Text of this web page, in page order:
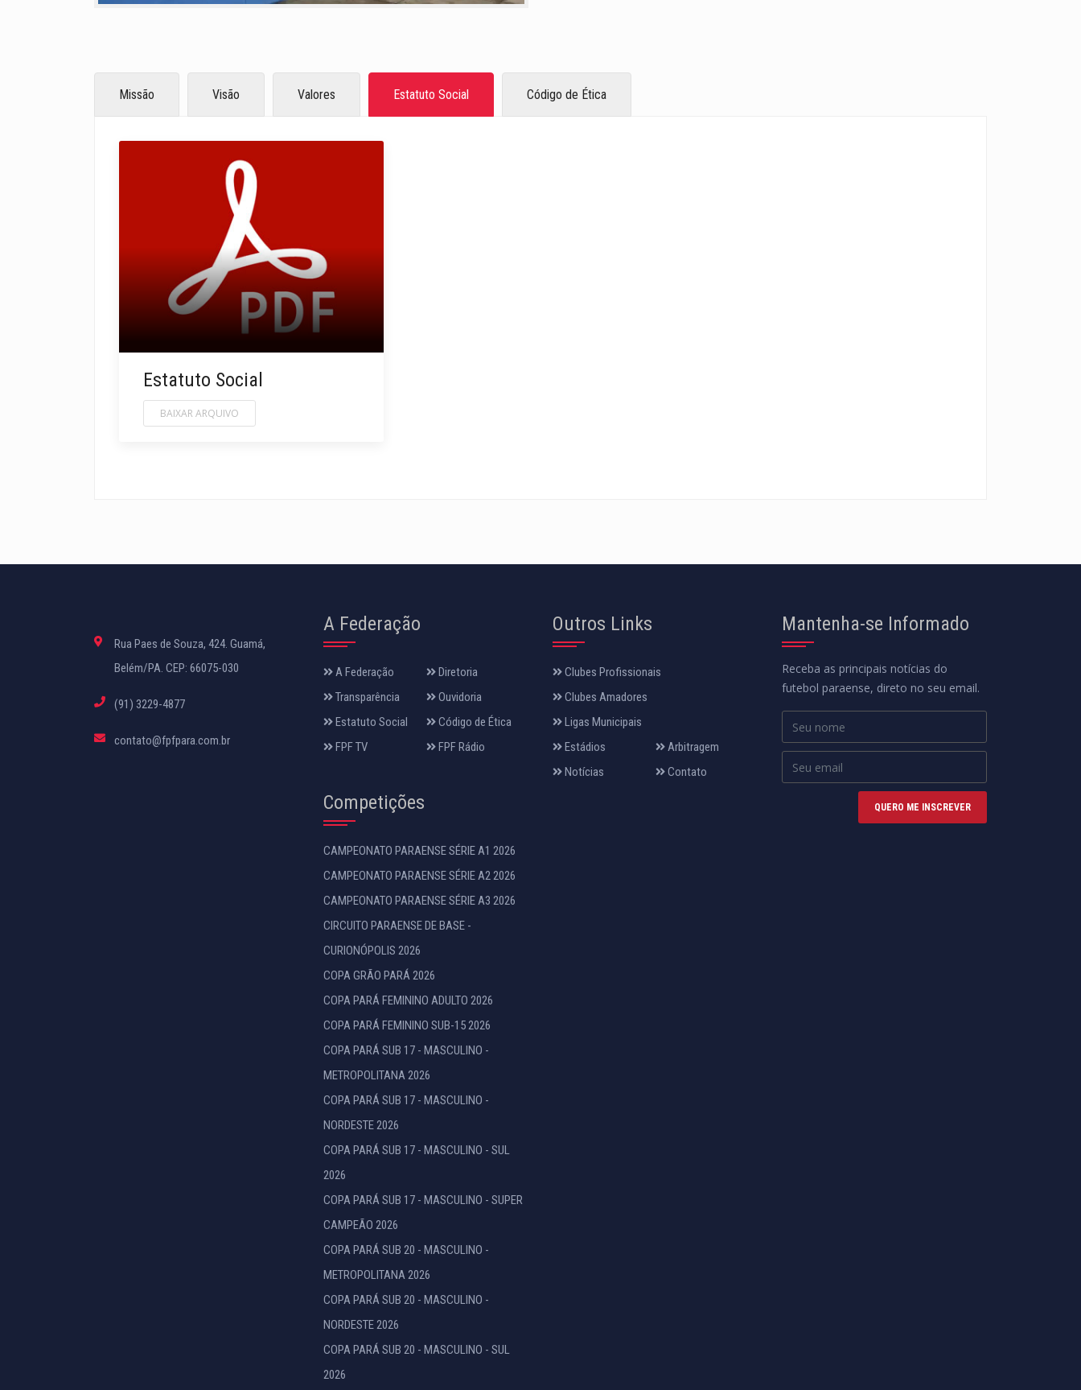
Missão Visão Valores Estatuto Social Código de Ética
Estatuto Social
BAIXAR ARQUIVO
Rua Paes de Souza, 424. Guamá,
Belém/PA. CEP: 66075-030
(91) 3229-4877
contato@fpfpara.com.br
A Federação
A Federação
Diretoria
Transparência
Ouvidoria
Estatuto Social
Código de Ética
FPF TV
FPF Rádio
Competições
CAMPEONATO PARAENSE SÉRIE A1 2026
CAMPEONATO PARAENSE SÉRIE A2 2026
CAMPEONATO PARAENSE SÉRIE A3 2026
CIRCUITO PARAENSE DE BASE -
CURIONÓPOLIS 2026
COPA GRÃO PARÁ 2026
COPA PARÁ FEMININO ADULTO 2026
COPA PARÁ FEMININO SUB-15 2026
COPA PARÁ SUB 17 - MASCULINO -
METROPOLITANA 2026
COPA PARÁ SUB 17 - MASCULINO -
NORDESTE 2026
COPA PARÁ SUB 17 - MASCULINO - SUL
2026
COPA PARÁ SUB 17 - MASCULINO - SUPER
CAMPEÃO 2026
COPA PARÁ SUB 20 - MASCULINO -
METROPOLITANA 2026
COPA PARÁ SUB 20 - MASCULINO -
NORDESTE 2026
COPA PARÁ SUB 20 - MASCULINO - SUL
2026
Outros Links
Clubes Profissionais
Clubes Amadores
Ligas Municipais
Estádios
Arbitragem
Notícias
Contato
Mantenha-se Informado
Receba as principais notícias do
futebol paraense, direto no seu email.